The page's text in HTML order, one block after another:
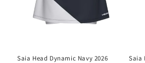
Saia Head Dynamic Navy 2026 Saia